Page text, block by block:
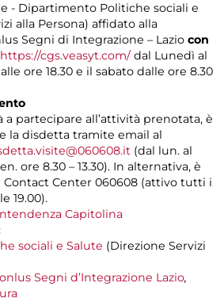
- Dipartimento Politiche sociali e
alla Persona) affidato alla
Segni di Integrazione – Lazio con
https://cgs.veasyt.com/dal Lunedì al
ore 18.30 e il sabato dalle ore 8.30
a partecipare all’attività prenotata, è
la disdetta tramite email al
(dal lun. al
ore 8.30 – 13.30). In alternativa, è
Contact Center 060608 (attivo tutti i
19.00).
Capitolina
sociali e Salute (Direzione Servizi
Segni d’Integrazione Lazio,